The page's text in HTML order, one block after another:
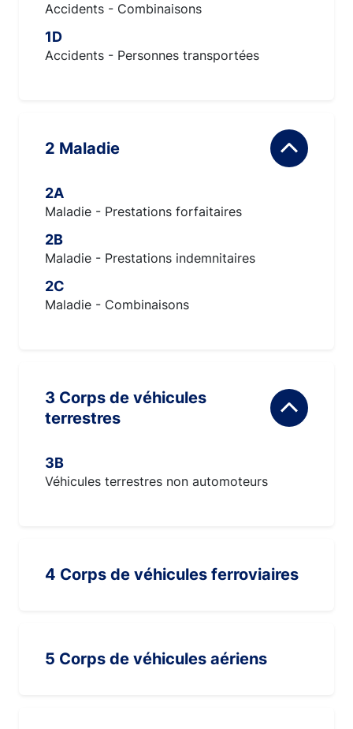
Accidents - Combinaisons
1D
Accidents - Personnes transportées
2 Maladie
2A
Maladie - Prestations forfaitaires
2B
Maladie - Prestations indemnitaires
2C
Maladie - Combinaisons
3 Corps de véhicules
terrestres
3B
Véhicules terrestres non automoteurs
4 Corps de véhicules ferroviaires
5 Corps de véhicules aériens